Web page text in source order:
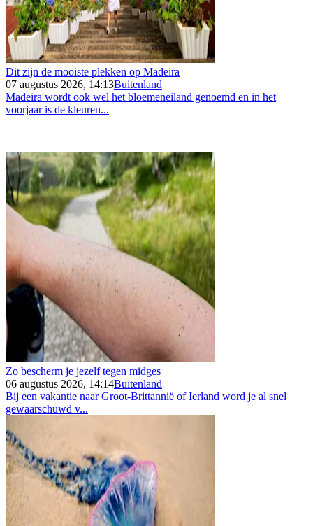
Dit zijn de mooiste plekken op Madeira
07 augustus 2026, 14:13Buitenland
Madeira wordt ook wel het bloemeneiland genoemd en in het
voorjaar is de kleuren...
Zo bescherm je jezelf tegen midges
06 augustus 2026, 14:14Buitenland
Bij een vakantie naar Groot-Brittannië of Ierland word je al snel
gewaarschuwd v...